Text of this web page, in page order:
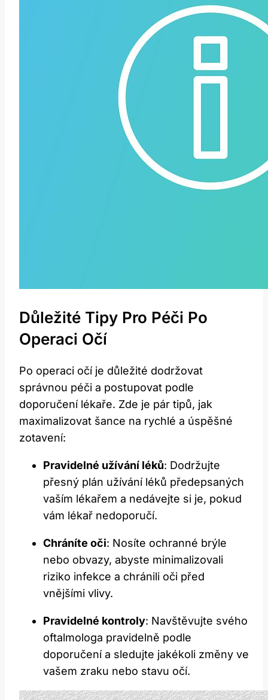
Důležité Tipy ‍pro Péči ‍po
Operaci Očí
Po ⁣operaci očí je‌ důležité dodržovat
správnou péči a postupovat ‍podle
doporučení lékaře. Zde je pár tipů, jak
maximalizovat šance na ‌rychlé a úspěšné
⁢zotavení:
Pravidelné užívání ⁣léků: Dodržujte
přesný plán užívání léků předepsaných
vaším lékařem a nedávejte si je, pokud
vám lékař nedoporučí.
Chráníte oči: Nosíte ochranné brýle
nebo obvazy, abyste minimalizovali
riziko infekce a chránili oči‍ před
vnějšími vlivy.
Pravidelné kontroly: Navštěvujte ‌svého⁢
oftalmologa ‌pravidelně podle
doporučení a sledujte jakékoli změny ve
vašem zraku nebo stavu ⁤očí.